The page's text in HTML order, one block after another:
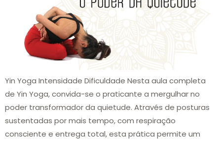
Yin Yoga Intensidade Dificuldade Nesta aula completa
de Yin Yoga, convida-se o praticante a mergulhar no
poder transformador da quietude. Através de posturas
sustentadas por mais tempo, com respiração
consciente e entrega total, esta prática permite um